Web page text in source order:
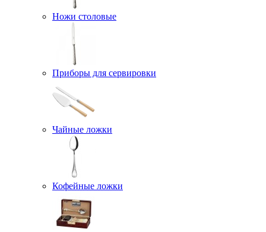
Ножи столовые
Приборы для сервировки
Чайные ложки
Кофейные ложки